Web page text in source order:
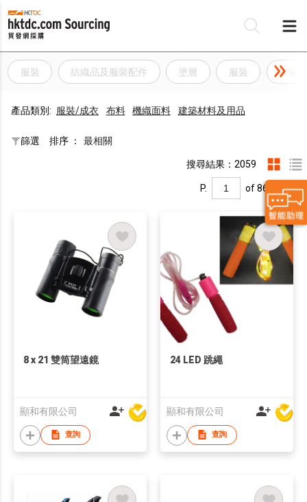
服裝 紡織品及服裝配件 塗層 服裝 衣服
產品類別: 服裝/成衣 布料 機織面料 建築材料及用品
篩選 排序 ： 最相關
搜尋結果：2059
P. of 86
8 x 21 雙筒望遠鏡
顯和有限公司
查詢
24 LED 跳繩
顯和有限公司
查詢